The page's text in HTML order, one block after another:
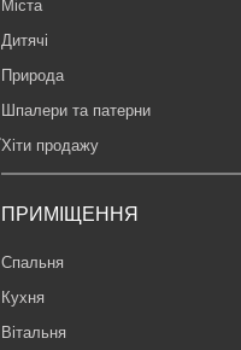
Міста
Дитячі
Природа
Шпалери та патерни
Хіти продажу
ПРИМІЩЕННЯ
Спальня
Кухня
Вітальня